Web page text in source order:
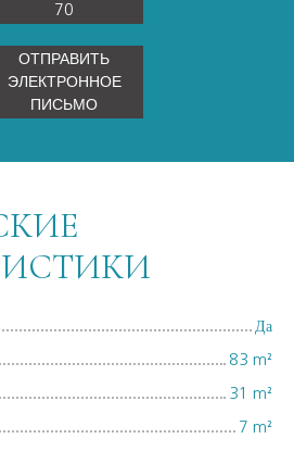
70
ОТПРАВИТЬ
ЭЛЕКТРОННОЕ
ПИСЬМО
Да
83 m²
31 m²
7 m²